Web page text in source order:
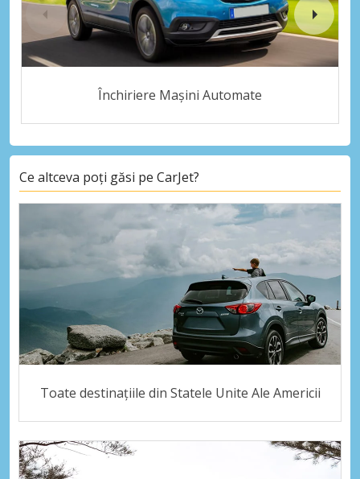
Închiriere Mașini Automate
Ce altceva poți găsi pe CarJet?
Toate destinațiile din Statele Unite Ale Americii